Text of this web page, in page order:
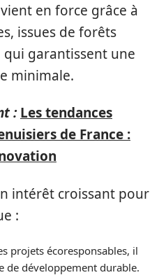
en force grâce à
issues de forêts
garantissent une
minimale.
: Les tendances
de France :
intérêt croissant pour
:
projets écoresponsables, il
de développement durable.